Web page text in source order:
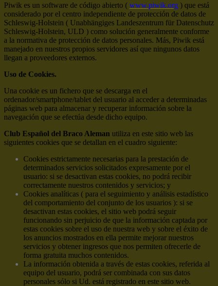
Piwik es un software de código abierto ( www.piwik.org ) que está
considerado por el centro independiente de protección de datos de
Schleswig-Holstein ( Unabhängiges Landeszentrum für Datenschutz
Schleswig-Holstein, ULD ) como solución generalmente conforme
a la normativa de protección de datos personales. Más, Piwik está
manejado en nuestros propios servidores así que ningunos datos
llegan a proveedores externos.
Uso de Cookies.
Una cookie es un fichero que se descarga en el
ordenador/smartphone/tablet del usuario al acceder a determinadas
páginas web para almacenar y recuperar información sobre la
navegación que se efectúa desde dicho equipo.
Club Español del Braco Aleman utiliza en este sitio web las
siguientes cookies que se detallan en el cuadro siguiente:
Cookies estrictamente necesarias para la prestación de
determinados servicios solicitados expresamente por el
usuario: si se desactivan estas cookies, no podrá recibir
correctamente nuestros contenidos y servicios; y
Cookies analíticas ( para el seguimiento y análisis estadístico
del comportamiento del conjunto de los usuarios ): si se
desactivan estas cookies, el sitio web podrá seguir
funcionando sin perjuicio de que la información captada por
estas cookies sobre el uso de nuestra web y sobre el éxito de
los anuncios mostrados en ella permite mejorar nuestros
servicios y obtener ingresos que nos permiten ofrecerle de
forma gratuita muchos contenidos.
La información obtenida a través de estas cookies, referida al
equipo del usuario, podrá ser combinada con sus datos
personales sólo si Ud. está registrado en este sitio web.